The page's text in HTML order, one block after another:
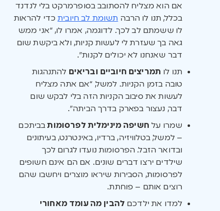
אם הוא מצליח להסתובב בסופרמרקט בלי לנדנד
בכלל, תנו לו הרבה תשומת לב חיוביתכדי להראות
לו ששמתם לב לכך. לדוגמה, אמרו לו, “אני ממש
גאה בך שעזרת לי לעשות קניות, ולא ביקשת שום
דבר שאנחנו לא יכולים לקנות”.
תנו לו תמריצים חיוביים ובריאים להתנהגות
טובה בזמן הקניות. למשל, “אם אתה מצליח
לעשות את סיבוב הקניות הזה בלי לבקש שום
דבר, נעצור בפארק בדרך הביתה”.
שמרו על חשיפה מינימלית לפרסומותבביתכם
– למשל, בטלוויזיה, ברדיו, באינטרנט, בעיתונים
ובדואר הזבל. הפרסומות נועדו לגרום לכך
שילדים ירצו דברים שונים. אם הם אינם חשופים
לפרסומות, הסבירות שיראו מוצרים ויחשבו שהם
רוצים אותם – פוחתת.
למדו את ילדכם להבין מה עומד מאחורי